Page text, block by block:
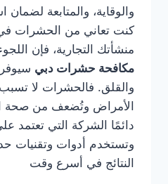
والوقاية، والمتابعة لضمان
كنت تعاني من الحشرات في
منشأتك التجارية، فإن
مكافحة حشرات دبي سيوفر
والقلق. فالحشرات لا
الأمراض وتُضعف من صحة
دائمًا الشركة التي تعتمد
وتستخدم أدوات وتقنيات
النتائج في أسرع وقت